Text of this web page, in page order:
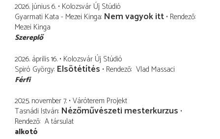
2026. június 6. Kolozsvár Új Stúdió
Gyarmati Kata - Mezei Kinga Nem vagyok itt Rendező
Mezei Kinga
Szereplő
2026. április 16. Kolozsvár Új Stúdió
Spiró György Elsötétítés Rendező Vlad Massaci
Férfi
2025. november 7. Váróterem Projekt
Tasnádi István Nézőművészeti mesterkurzus
Rendező A társulat
alkotó